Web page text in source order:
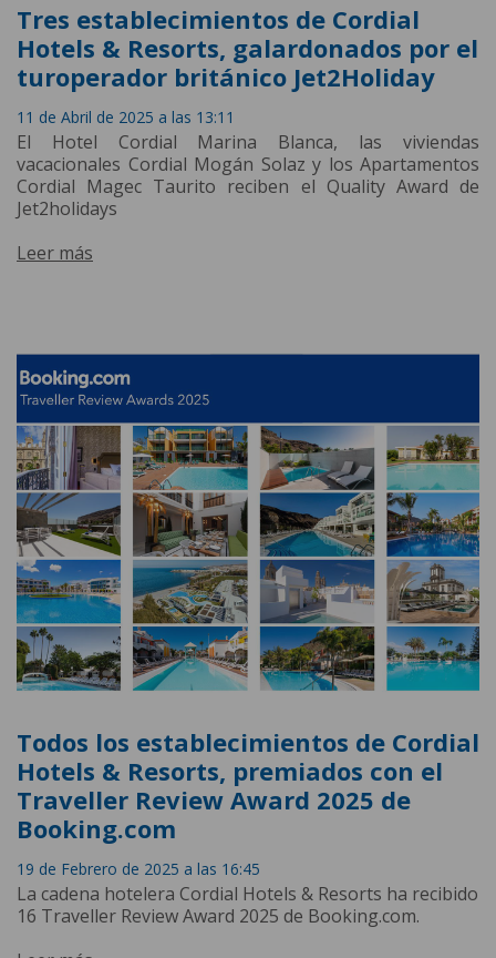
Tres establecimientos de Cordial
Hotels & Resorts, galardonados por el
turoperador británico Jet2Holiday
11 de Abril de 2025 a las 13:11
El Hotel Cordial Marina Blanca, las viviendas
vacacionales Cordial Mogán Solaz y los Apartamentos
Cordial Magec Taurito reciben el Quality Award de
Jet2holidays
Leer más
Todos los establecimientos de Cordial
Hotels & Resorts, premiados con el
Traveller Review Award 2025 de
Booking.com
19 de Febrero de 2025 a las 16:45
La cadena hotelera Cordial Hotels & Resorts ha recibido
16 Traveller Review Award 2025 de Booking.com.